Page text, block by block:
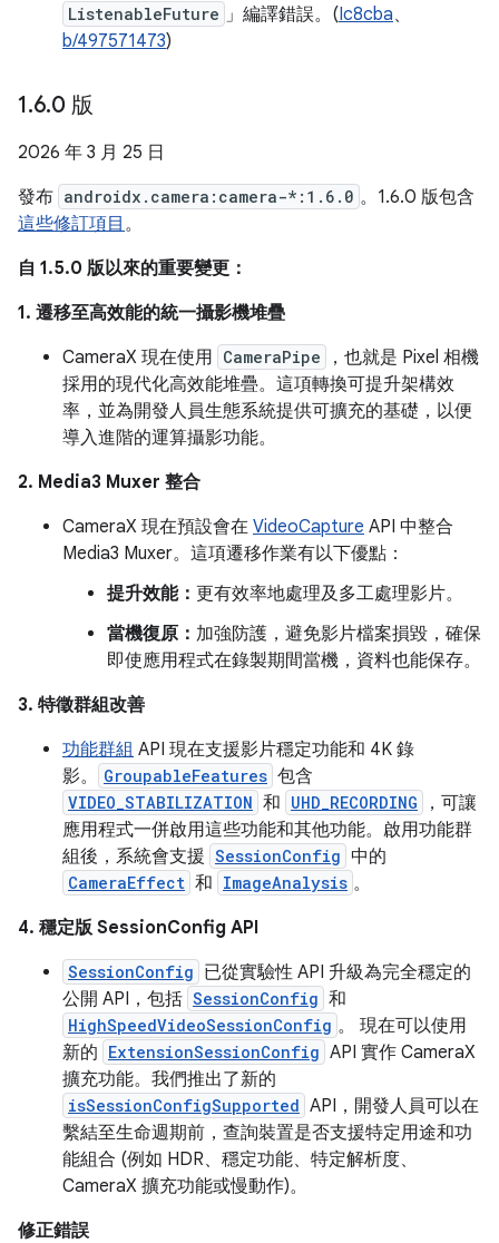
ListenableFuture 」編譯錯誤。(Ic8cba、
b/497571473)
1.6.0 版
2026 年 3 月 25 日
發布 androidx.camera:camera-*:1.6.0 。1.6.0 版包含
這些修訂項目 。
自 1.5.0 版以來的重要變更：
1. 遷移至高效能的統一攝影機堆疊
CameraX 現在使用 CameraPipe
，也就是 Pixel 相機
採用的現代化高效能堆疊。這項轉換可提升架構效
率，並為開發人員生態系統提供可擴充的基礎，以便
導入進階的運算攝影功能。
2. Media3 Muxer 整合
CameraX 現在預設會在 VideoCapture API 中整合
Media3 Muxer。這項遷移作業有以下優點：
提升效能： 更有效率地處理及多工處理影片。
當機復原： 加強防護，避免影片檔案損毀，確保
即使應用程式在錄製期間當機，資料也能保存。
3. 特徵群組改善
功能群組 API 現在支援影片穩定功能和 4K 錄
影。
GroupableFeatures 包含
VIDEO_STABILIZATION 和 UHD_RECORDING
，可讓
應用程式一併啟用這些功能和其他功能。啟用功能群
組後，系統會支援 SessionConfig 中的
CameraEffect 和 ImageAnalysis 。
4. 穩定版 SessionConfig API
SessionConfig 已從實驗性 API 升級為完全穩定的
公開 API，包括 SessionConfig 和
HighSpeedVideoSessionConfig 。 現在可以使用
新的 ExtensionSessionConfig API 實作 CameraX
擴充功能。我們推出了新的
isSessionConfigSupported API，開發人員可以在
繫結至生命週期前，查詢裝置是否支援特定用途和功
能組合 (例如 HDR、穩定功能、特定解析度、
CameraX 擴充功能或慢動作)。
修正錯誤